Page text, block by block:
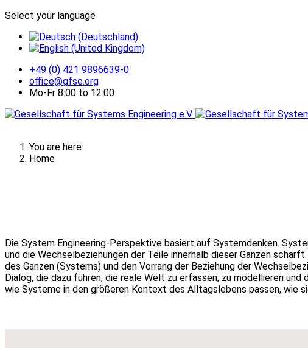
Select your language
+49 (0) 421 9896639-0
office@gfse.org
Mo-Fr 8:00 to 12:00
You are here:
Home
Die System Engineering-Perspektive basiert auf Systemdenken.
und die Wechselbeziehungen der Teile innerhalb dieser Ganzen
des Ganzen (Systems) und den Vorrang der Beziehung der
Dialog, die dazu führen, die reale Welt zu erfassen, zu modellieren
wie Systeme in den größeren Kontext des Alltagslebens passen, wie